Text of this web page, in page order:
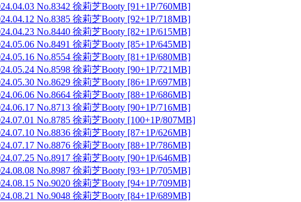
No.8342 徐莉芝Booty [91+1P/760MB]
No.8385 徐莉芝Booty [92+1P/718MB]
No.8440 徐莉芝Booty [82+1P/615MB]
No.8491 徐莉芝Booty [85+1P/645MB]
No.8554 徐莉芝Booty [81+1P/680MB]
No.8598 徐莉芝Booty [90+1P/721MB]
No.8629 徐莉芝Booty [86+1P/697MB]
No.8664 徐莉芝Booty [88+1P/686MB]
No.8713 徐莉芝Booty [90+1P/716MB]
No.8785 徐莉芝Booty [100+1P/807MB]
No.8836 徐莉芝Booty [87+1P/626MB]
No.8876 徐莉芝Booty [88+1P/786MB]
No.8917 徐莉芝Booty [90+1P/646MB]
No.8987 徐莉芝Booty [93+1P/705MB]
No.9020 徐莉芝Booty [94+1P/709MB]
No.9048 徐莉芝Booty [84+1P/689MB]